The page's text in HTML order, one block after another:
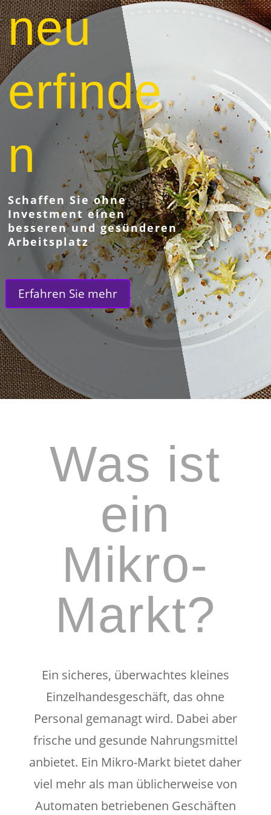
neu
erfinde
n
Schaffen Sie ohne
Investment einen
besseren und gesünderen
Arbeitsplatz
Erfahren Sie mehr
Was ist
ein
Mikro-
Markt?
Ein sicheres, überwachtes kleines
Einzelhandesgeschäft, das ohne
Personal gemanagt wird. Dabei aber
frische und gesunde Nahrungsmittel
anbietet. Ein Mikro-Markt bietet daher
viel mehr als man üblicherweise von
Automaten betriebenen Geschäften